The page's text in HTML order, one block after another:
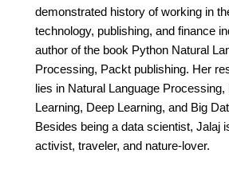
demonstrated history of working in
technology, publishing, and finance
author of the book Python Natural
Processing, Packt publishing. Her
lies in Natural Language Processing,
Learning, Deep Learning, and Big
Besides being a data scientist, Jalaj
activist, traveler, and nature-lover.